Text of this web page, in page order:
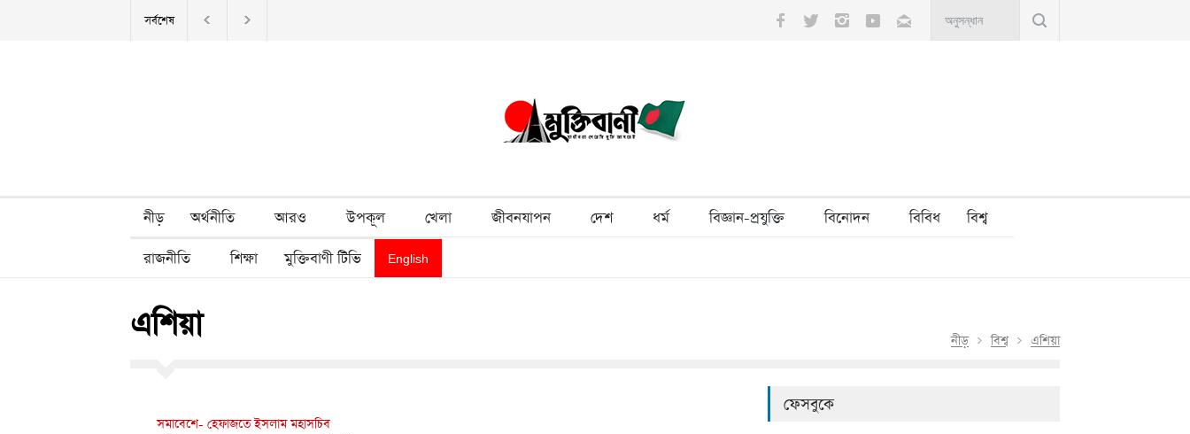
সর্বশেষ
11-Party Alliance announces nationwide protests over gas, electricity crisis
নীড় অর্থনীতি আরও উপকূল খেলা জীবনযাপন দেশ ধর্ম বিজ্ঞান-প্রযুক্তি বিনোদন বিবিধ
বিশ্ব
রাজনীতি
শিক্ষা মুক্তিবাণী টিভি English
এশিয়া নীড় বিশ্ব এশিয়া
সমাবেশে- হেফাজতে ইসলাম মহাসচিব
ফেসবুকে